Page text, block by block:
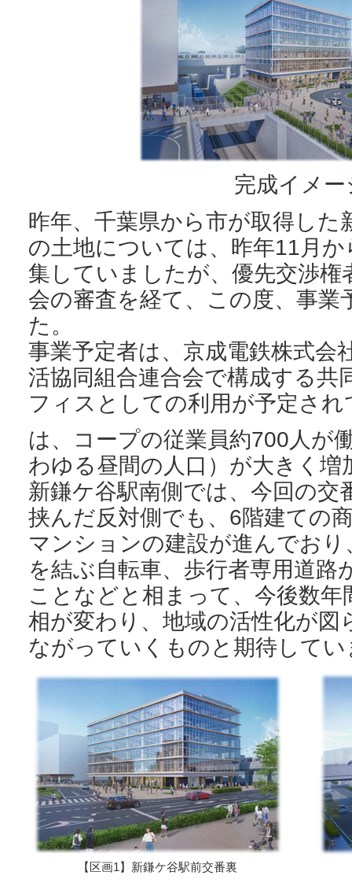
完成イメー
昨年、千葉県から市が取得した
の土地については、昨年11月
集していましたが、優先交渉
会の審査を経て、この度、事業
た。
事業予定者は、京成電鉄株式会
活協同組合連合会で構成する共
フィスとしての利用が予定さ
は、コープの従業員約700人が
わゆる昼間の人口）が大きく増
新鎌ケ谷駅南側では、今回の交
挟んだ反対側でも、6階建ての
マンションの建設が進んでお
を結ぶ自転車、歩行者専用道路
ことなどと相まって、今後数
相が変わり、地域の活性化が図
ながっていくものと期待してい
【区画1】新鎌ケ谷駅前交番裏